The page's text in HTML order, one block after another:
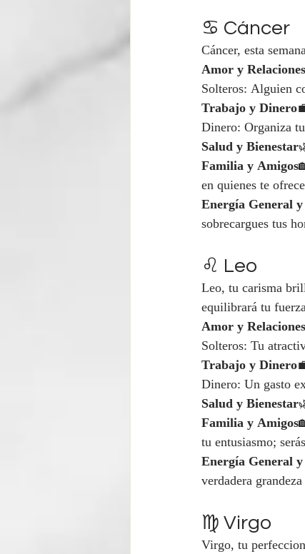
♋ Cáncer
Cáncer, esta
Amor y Relaciones
Solteros: Alguien
Trabajo y Dinero
Dinero: Organiza
Salud y Bienestar
Familia y Amigos
en quienes te
Energía General
sobrecargues tus
♌ Leo
Leo, tu carisma
equilibrará tu
Amor y Relaciones
Solteros: Tu
Trabajo y Dinero
Dinero: Un gasto
Salud y Bienestar
Familia y Amigos
tu entusiasmo;
Energía General
verdadera
♍ Virgo
Virgo, tu